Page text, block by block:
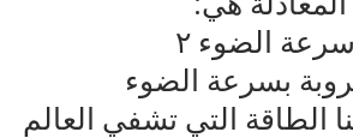
الضوء ٢
بسرعة الضوء
الطاقة التي تشفي العالم